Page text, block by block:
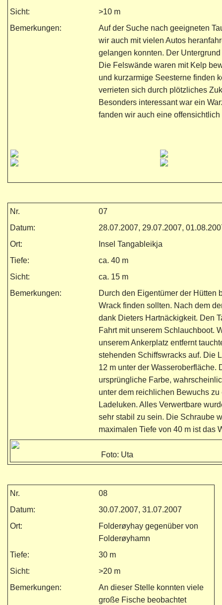
Sicht:
>10 m
Bemerkungen:
Auf der Suche nach geeigneten
wir auch mit vielen Autos
gelangen konnten. Der
Die Felswände waren mit Kelp
und kurzarmige Seesterne finden
verrieten sich durch plötzliches
Besonders interessant war ein
fanden wir auch eine
Nr.
07
Datum:
28.07.2007, 29.07.2007,
Ort:
Insel Tangableikja
Tiefe:
ca. 40 m
Sicht:
ca. 15 m
Bemerkungen:
Durch den Eigentümer der Hütten
Wrack finden sollten. Nach dem
dank Dieters Hartnäckigkeit. Den
Fahrt mit unserem Schlauchboot.
unserem Ankerplatz entfernt
stehenden Schiffswracks auf. Die
12 m unter der Wasseroberfläche.
ursprüngliche Farbe,
unter dem reichlichen Bewuchs
Ladeluken. Alles Verwertbare
sehr stabil zu sein. Die Schraube
maximalen Tiefe von 40 m ist das
Foto: Uta
Nr.
08
Datum:
30.07.2007, 31.07.2007
Ort:
Folderøyhay gegenüber von
Folderøyhamn
Tiefe:
30 m
Sicht:
>20 m
Bemerkungen:
An dieser Stelle konnten viele
große Fische beobachtet